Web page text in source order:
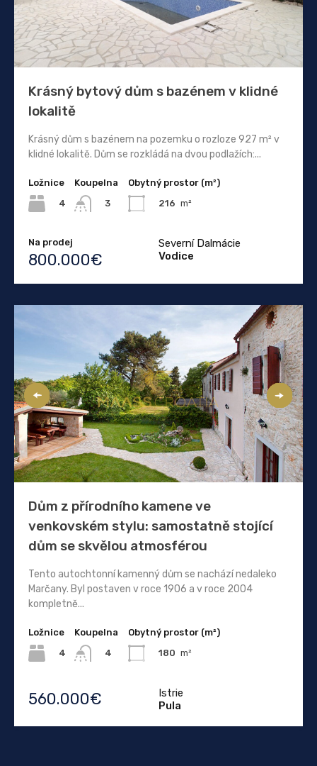
Krásný bytový dům s bazénem v klidné
lokalitě
Krásný dům s bazénem na pozemku o rozloze 927 m² v
klidné lokalitě. Dům se rozkládá na dvou podlažích:...
Ložnice
4
Koupelna
3
Obytný prostor (m²)
216 m²
Na prodej
800.000€
Severní Dalmácie
Vodice
Dům z přírodního kamene ve
venkovském stylu: samostatně stojící
dům se skvělou atmosférou
Tento autochtonní kamenný dům se nachází nedaleko
Marčany. Byl postaven v roce 1906 a v roce 2004
kompletně...
Ložnice
4
Koupelna
4
Obytný prostor (m²)
180 m²
560.000€
Istrie
Pula